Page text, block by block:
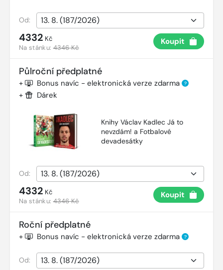
Od:
4332 Kč
Na stánku:4346 Kč
Koupit
Půlroční předplatné
+ Bonus navíc - elektronická verze zdarma ?
+ Dárek
Knihy Václav Kadlec Já to
nevzdám! a Fotbalové
devadesátky
Od:
4332 Kč
Na stánku:4346 Kč
Koupit
Roční předplatné
+ Bonus navíc - elektronická verze zdarma ?
Od: